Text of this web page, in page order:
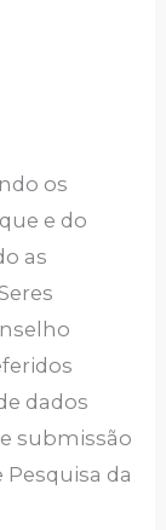
os
e do
as
dados
submissão
da